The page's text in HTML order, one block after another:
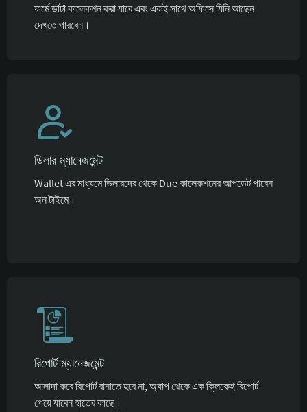
ফর্মে ডাটা কালেকশন করা যাবে এবং একই সাথে অফিসে যিনি আছেন
দেখতে পারবেন।
ডিলার ম্যানেজমেন্ট
Wallet এর মাধ্যমে ডিলারদের থেকে Due কালেকশনের আপডেট পাবেন
অন টাইমে।
রিপোর্ট ম্যানেজমেন্ট
আলাদা করে রিপোর্ট বানাতে হবে না, অ্যাপ থেকে এক ক্লিকেই রিপোর্ট
পেয়ে যাবেন হাতের কাছে।